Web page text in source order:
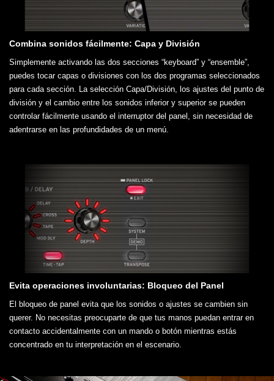
Combina sonidos fácilmente: Capa y División
Simplemente activando las dos secciones “keyboard” y “ensemble”,
puedes tocar capas o divisiones con los dos programas seleccionados
para cada sección. La selección Capa/División, los ajustes del punto de
división y el cambio entre los sonidos inferior y superior se pueden
controlar fácilmente usando el interruptor del panel, sin necesidad de
adentrarse en las profundidades de un menú.
Evita operaciones involuntarias: Bloqueo del Panel
El bloqueo de panel evita que los sonidos o ajustes se cambien sin
querer. No necesitas preocuparte de que tus manos puedan entrar en
contacto accidentalmente con un mando o botón mientras estás
concentrado en tu interpretación en el escenario.